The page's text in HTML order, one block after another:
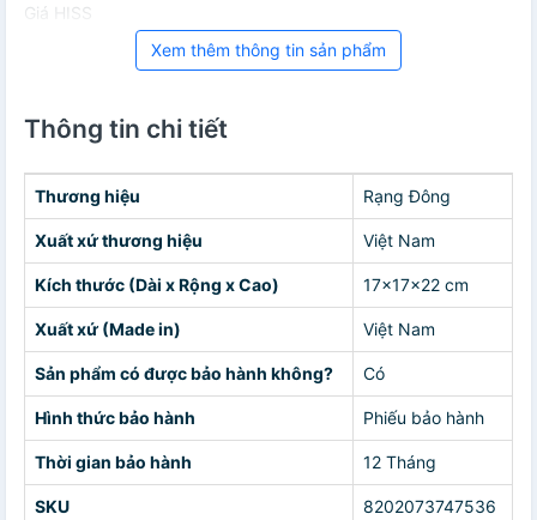
Giá HISS
Xem thêm thông tin sản phẩm
Thông tin chi tiết
Thương hiệu Rạng Đông
Xuất xứ thương hiệu Việt Nam
Kích thước (Dài x Rộng x Cao) 17x17x22 cm
Xuất xứ (Made in) Việt Nam
Sản phẩm có được bảo hành không? Có
Hình thức bảo hành Phiếu bảo hành
Thời gian bảo hành 12 Tháng
SKU 8202073747536